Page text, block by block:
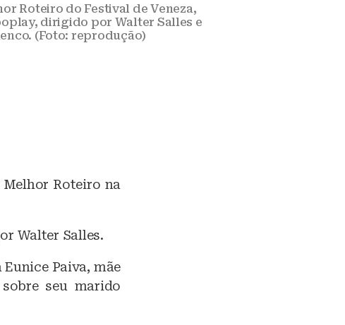
Roteiro do Festival de Veneza,
dirigido por Walter Salles e
(Foto: reprodução)
Roteiro na
Walter Salles.
Paiva, mãe
seu marido